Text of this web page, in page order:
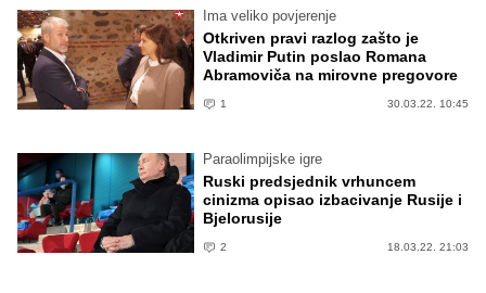
Ima veliko povjerenje
Otkriven pravi razlog zašto je
Vladimir Putin poslao Romana
Abramoviča na mirovne pregovore
1 30.03.22. 10:45
Paraolimpijske igre
Ruski predsjednik vrhuncem
cinizma opisao izbacivanje Rusije i
Bjelorusije
2 18.03.22. 21:03